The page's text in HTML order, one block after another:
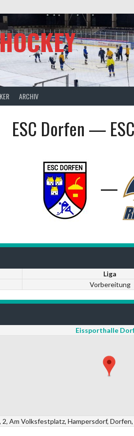
ARCHIV
ESC Dorfen —
—
Liga
Vorbereitung
Eissporthalle
2, Am Volksfestplatz, Hampersdorf,